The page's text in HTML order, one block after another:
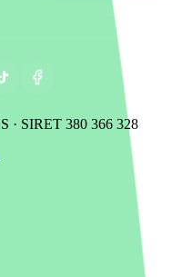
· SIRET 380 366 328